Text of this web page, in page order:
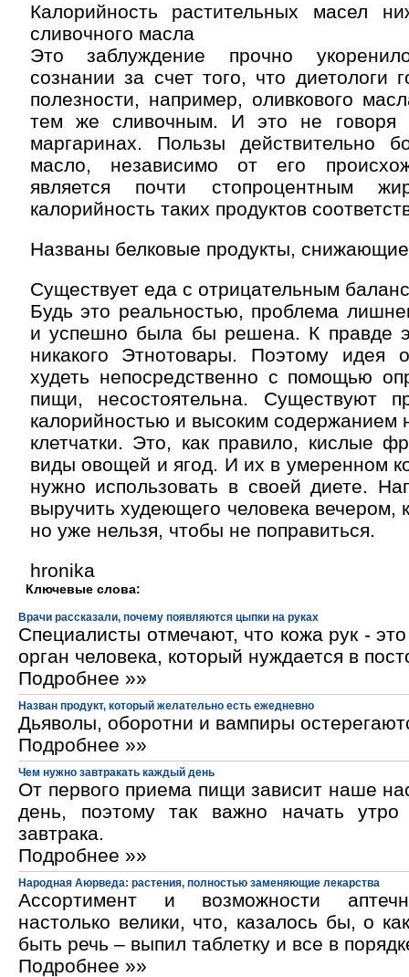
Калорийность растительных масел
сливочного масла
Это заблуждение прочно
сознании за счет того, что диетологи
полезности, например, оливкового
тем же сливочным. И это не говоря
маргаринах. Пользы действительно
масло, независимо от его
является почти стопроцентным
калорийность таких продуктов
Названы белковые продукты, снижающие
Существует еда с отрицательным
Будь это реальностью, проблема
и успешно была бы решена. К правде
никакого Этнотовары. Поэтому
худеть непосредственно с помощью
пищи, несостоятельна. Существуют
калорийностью и высоким содержанием
клетчатки. Это, как правило, кислые
виды овощей и ягод. И их в умеренном
нужно использовать в своей диете.
выручить худеющего человека вечером,
но уже нельзя, чтобы не поправиться.
hronika
Ключевые слова:
Врачи рассказали, почему появляются цыпки на руках
Специалисты отмечают, что кожа рук -
орган человека, который нуждается в
Подробнее »»
Назван продукт, который желательно есть ежедневно
Дьяволы, оборотни и вампиры
Подробнее »»
Чем нужно завтракать каждый день
От первого приема пищи зависит наше
день, поэтому так важно начать утро
завтрака.
Подробнее »»
Народная Аюрведа: растения, полностью заменяющие лекарства
Ассортимент и возможности
настолько велики, что, казалось бы, о
быть речь – выпил таблетку и все в
Подробнее »»